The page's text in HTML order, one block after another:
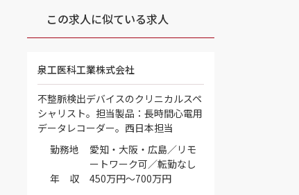
この求人に似ている求人
泉工医科工業株式会社
不整脈検出デバイスのクリニカルスペ
シャリスト。担当製品：長時間心電用
データレコーダー。西日本担当
勤務地
愛知・大阪・広島／リモ
ートワーク可／転勤なし
年 収
450万円～700万円